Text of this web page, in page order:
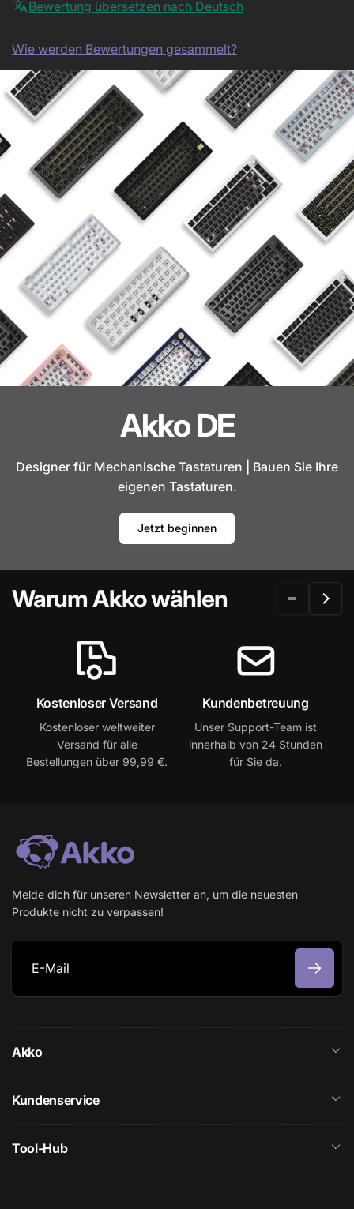
Bewertung übersetzen nach Deutsch
Wie werden Bewertungen gesammelt?
Akko DE
Designer für Mechanische Tastaturen | Bauen Sie Ihre
eigenen Tastaturen.
Jetzt beginnen
Warum Akko wählen
Kostenloser Versand
Kostenloser weltweiter
Versand für alle
Bestellungen über 99,99 €.
Kundenbetreuung
Unser Support-Team ist
innerhalb von 24 Stunden
für Sie da.
Melde dich für unseren Newsletter an, um die neuesten
Produkte nicht zu verpassen!
E
a
i
l
Akko
Kundenservice
Tool-Hub